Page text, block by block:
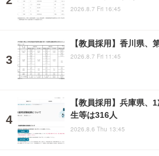
2026.8.7 Fri 16:45
【教員採用】香川県、
2026.8.7 Fri 11:45
【教員採用】兵庫県
生等は316人
2026.8.6 Thu 13:45